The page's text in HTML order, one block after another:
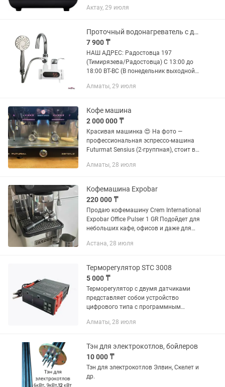
приготовления кофейных напитков на
Актау, 29 июля
Проточный водонагреватель с душем Delimano
7 900 ₸
НАШ АДРЕС: Радостовца 197
(Тимирязева/Радостовца) С 13:00 до
18:00 ВТ-ВС (В понедельник выходной
Проточный водонагреватель - это
постоянно...
Алматы, 29 июля
Кофе машина
2 000 000 ₸
Красивая машинка 😍 На фото —
профессиональная эспрессо-машина
Futurmat Sensius (2-группная), стоит в
коротко и по делу, что тут есть и как
Алматы, 28 июля
Кофемашина Expobar
220 000 ₸
Продаю кофемашину Crem International
Expobar Office Pulser 1 GR Подойдет для
небольших кафе, офисов и даже для
250х420х410 мм Напряжение 220 В
Астана, 28 июля
Терморегулятор STC 3008
5 000 ₸
Терморегулятор с двумя датчиками
представляет собои устройство
цифрового типа с программным
сигнализацией температуры для
объемах...
Алматы, 28 июля
Тэн для электрокотлов, бойлеров
10 000 ₸
Тэн для электрокотлов Элвин, Скелет и
др.